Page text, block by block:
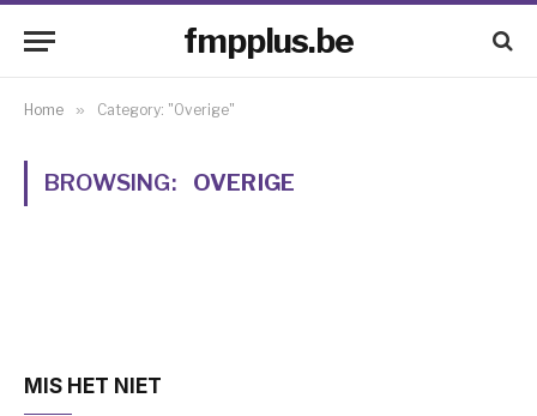
fmpplus.be
Home » Category: "Overige"
BROWSING: OVERIGE
MIS HET NIET